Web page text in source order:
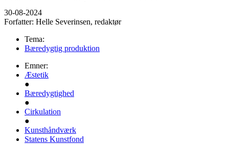
30-08-2024
Forfatter: Helle Severinsen, redaktør
Tema:
Bæredygtig produktion
Emner:
Æstetik
●
Bæredygtighed
●
Cirkulation
●
Kunsthåndværk
Statens Kunstfond